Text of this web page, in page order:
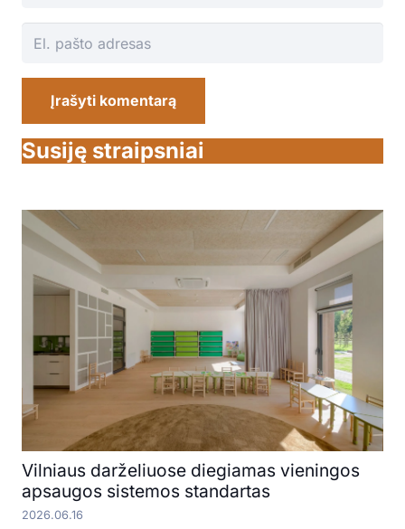
Įrašyti komentarą
Susiję straipsniai
Vilniaus darželiuose diegiamas vieningos
apsaugos sistemos standartas
2026.06.16